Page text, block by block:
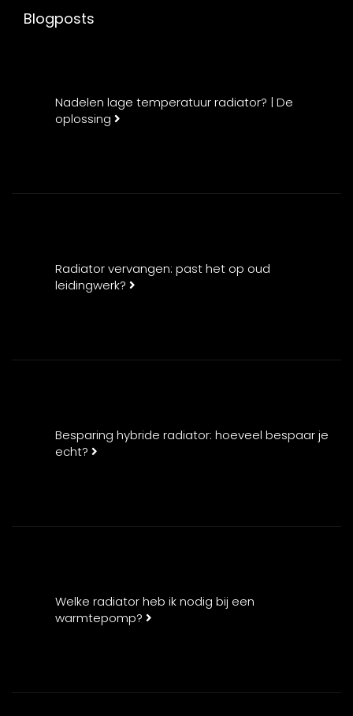
Blogposts
Nadelen lage temperatuur radiator? | De
oplossing
Radiator vervangen: past het op oud
leidingwerk?
Besparing hybride radiator: hoeveel bespaar je
echt?
Welke radiator heb ik nodig bij een
warmtepomp?